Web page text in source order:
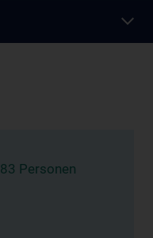
83 Personen